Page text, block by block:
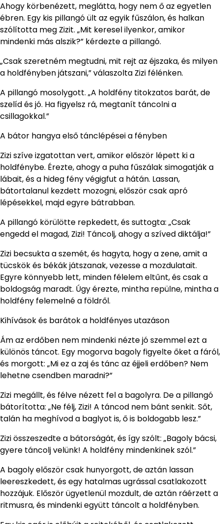
Ahogy körbenézett, meglátta, hogy nem ő az egyetlen
ébren. Egy kis pillangó ült az egyik fűszálon, és halkan
szólította meg Zizit. „Mit keresel ilyenkor, amikor
mindenki más alszik?” kérdezte a pillangó.
„Csak szeretném megtudni, mit rejt az éjszaka, és milyen
a holdfényben játszani,” válaszolta Zizi félénken.
A pillangó mosolygott. „A holdfény titokzatos barát, de
szelíd és jó. Ha figyelsz rá, megtanít táncolni a
csillagokkal.”
A bátor hangya első tánclépései a fényben
Zizi szíve izgatottan vert, amikor először lépett ki a
holdfénybe. Érezte, ahogy a puha fűszálak simogatják a
lábait, és a hideg fény végigfut a hátán. Lassan,
bátortalanul kezdett mozogni, először csak apró
lépésekkel, majd egyre bátrabban.
A pillangó körülötte repkedett, és suttogta: „Csak
engedd el magad, Zizi! Táncolj, ahogy a szíved diktálja!”
Zizi becsukta a szemét, és hagyta, hogy a zene, amit a
tücskök és békák játszanak, vezesse a mozdulatait.
Egyre könnyebb lett, minden félelem eltűnt, és csak a
boldogság maradt. Úgy érezte, mintha repülne, mintha a
holdfény felemelné a földről.
Kihívások és barátok a holdfényes utazáson
Ám az erdőben nem mindenki nézte jó szemmel ezt a
különös táncot. Egy mogorva bagoly figyelte őket a fáról,
és morgott: „Mi ez a zaj és tánc az éjjeli erdőben? Nem
lehetne csendben maradni?”
Zizi megállt, és félve nézett fel a bagolyra. De a pillangó
bátorította: „Ne félj, Zizi! A táncod nem bánt senkit. Sőt,
talán ha meghívod a baglyot is, ő is boldogabb lesz.”
Zizi összeszedte a bátorságát, és így szólt: „Bagoly bácsi,
gyere táncolj velünk! A holdfény mindenkinek szól.”
A bagoly először csak hunyorgott, de aztán lassan
leereszkedett, és egy hatalmas ugrással csatlakozott
hozzájuk. Először ügyetlenül mozdult, de aztán ráérzett a
ritmusra, és mindenki együtt táncolt a holdfényben.